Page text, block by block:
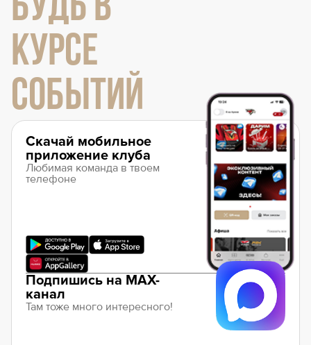
БУДЬ В
КУРСЕ
СОБЫТИЙ
Скачай мобильное
приложение клуба
Любимая команда в твоем
телефоне
Подпишись на MAX-
канал
Там тоже много интересного!